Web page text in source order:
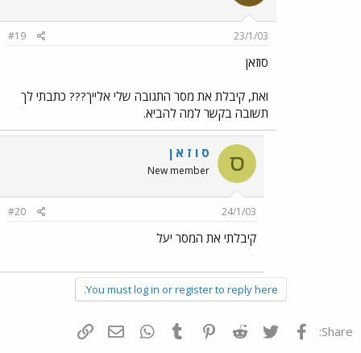
23/1/03
#19
סוזאן
ואת, קיבלת את מסר התגובה שלי אלייך??? כתבתי לך
תשובה בקשר למה להביא.
ס ס ו ז א ן
New member
24/1/03
#20
קיבלתי את המסר יעל
You must log in or register to reply here.
Share: פייסבוק Twitter
Reddit
Pinterest
Tumblr
WhatsAppדואר אלקטרוני